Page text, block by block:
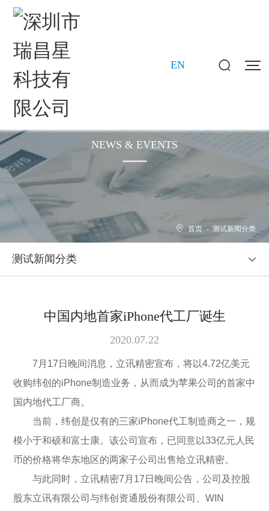
EN
NEWS & EVENTS
首页 - 测试新闻分类
测试新闻分类
中国内地首家iPhone代工厂诞生
2020.07.22
7月17日晚间消息，立讯精密宣布，将以4.72亿美元
收购纬创的iPhone制造业务，从而成为苹果公司的首家中
国内地代工厂商。
当前，纬创是仅有的三家iPhone代工制造商之一，规
模小于和硕和富士康。该公司宣布，已同意以33亿元人民
币的价格将华东地区的两家子公司出售给立讯精密。
与此同时，立讯精密7月17日晚间公告，公司及控股
股东立讯有限公司与纬创资通股份有限公司、WIN